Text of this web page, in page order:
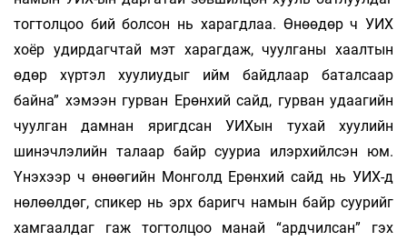
тогтолцоо бий болсон нь харагдлаа. Өнөөдөр ч УИХ
хоёр удирдагчтай мэт харагдаж, чуулганы хаалтын
өдөр хүртэл хуулиудыг ийм байдлаар баталсаар
байна” хэмээн гурван Ерөнхий сайд, гурван удаагийн
чуулган дамнан яригдсан УИХын тухай хуулийн
шинэчлэлийн талаар байр сууриа илэрхийлсэн юм.
Үнэхээр ч өнөөгийн Монголд Ерөнхий сайд нь УИХ-д
нөлөөлдөг, спикер нь эрх баригч намын байр суурийг
хамгаалдаг гаж тогтолцоо манай “ардчилсан” гэх